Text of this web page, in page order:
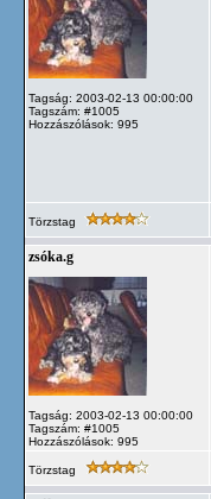
Tagság: 2003-02-13 00:00:00
Tagszám: #1005
Hozzászólások: 995
Törzstag
zsóka.g
Tagság: 2003-02-13 00:00:00
Tagszám: #1005
Hozzászólások: 995
Törzstag